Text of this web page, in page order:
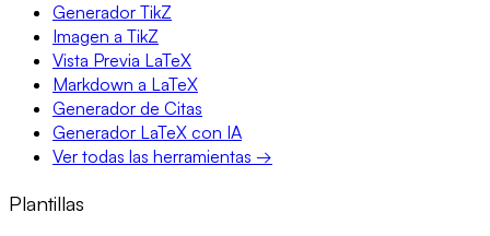
Generador TikZ
Imagen a TikZ
Vista Previa LaTeX
Markdown a LaTeX
Generador de Citas
Generador LaTeX con IA
Ver todas las herramientas →
Plantillas